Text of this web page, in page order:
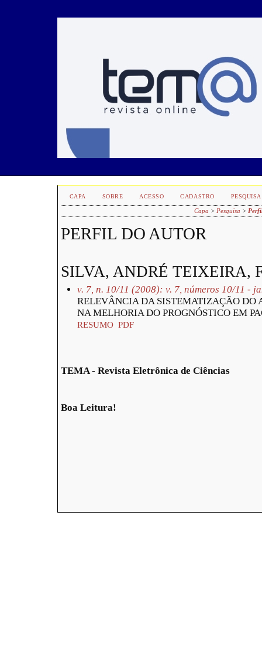
CAPA SOBRE ACESSO CADASTRO PESQUISA
Capa > Pesquisa >
PERFIL DO AUTOR
SILVA, ANDRÉ TEIXEIRA,
v. 7, n. 10/11 (2008): v. 7, números 10/11 -
RELEVÂNCIA DA SISTEMATIZAÇÃO DO
NA MELHORIA DO PROGNÓSTICO EM
RESUMO PDF
TEMA - Revista Eletrônica de Ciências
Boa Leitura!